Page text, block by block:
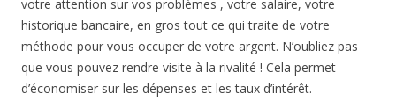
votre attention sur vos problèmes , votre salaire, votre
historique bancaire, en gros tout ce qui traite de votre
méthode pour vous occuper de votre argent. N’oubliez pas
que vous pouvez rendre visite à la rivalité ! Cela permet
d’économiser sur les dépenses et les taux d’intérêt.